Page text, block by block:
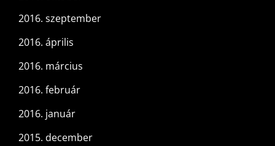
2016. szeptember
2016. április
2016. március
2016. február
2016. január
2015. december